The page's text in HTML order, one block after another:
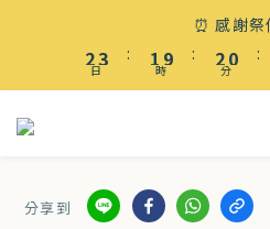
☀️ 盛夏感謝祭低至5折
⏰ 感謝祭
2
1
3
2
日
:
1
0
9
8
4
時
:
3
2
1
1
0
分
:
☀️ 盛夏感謝祭低至5折
分享到